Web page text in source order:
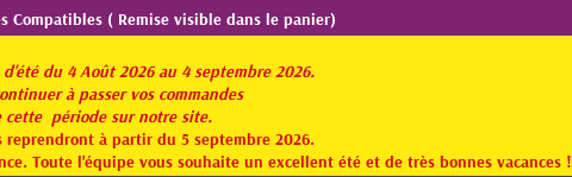
Compatibles ( Remise visible dans le panier)
du 4 Août 2026 au 4 septembre 2026.
à passer vos commandes
cette période sur notre site.
reprendront à partir du 5 septembre 2026.
Toute l'équipe vous souhaite un excellent été et de très bonnes vacances !